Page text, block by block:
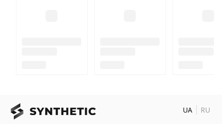
UA RU